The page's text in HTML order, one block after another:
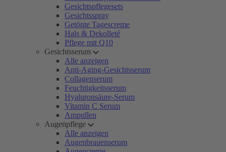
Gesichtspflegesets
Gesichtsspray
Getönte Tagescreme
Hals & Dekolleté
Pflege mit Q10
Gesichtsserum
Alle anzeigen
Anti-Aging-Gesichtsserum
Collagenserum
Feuchtigkeitsserum
Hyaluronsäure-Serum
Vitamin C Serum
Ampullen
Augenpflege
Alle anzeigen
Augenbrauenserum